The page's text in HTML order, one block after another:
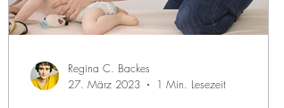
Regina C. Backes
27. März 2023
1 Min. Lesezeit